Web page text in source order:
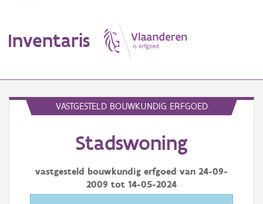
Inventaris
Aanduidingsobject
Waarneming
VASTGESTELD BOUWKUNDIG ERFGOED
Stadswoning
vastgesteld bouwkundig erfgoed van 24-09-
2009 tot 14-05-2024